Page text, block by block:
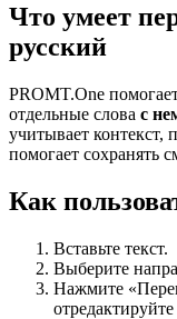
Что умеет
русский
PROMT.One
отдельные слова с
учитывает контекст,
помогает сохранять
Как
Вставьте текст.
Выберите
Нажмите